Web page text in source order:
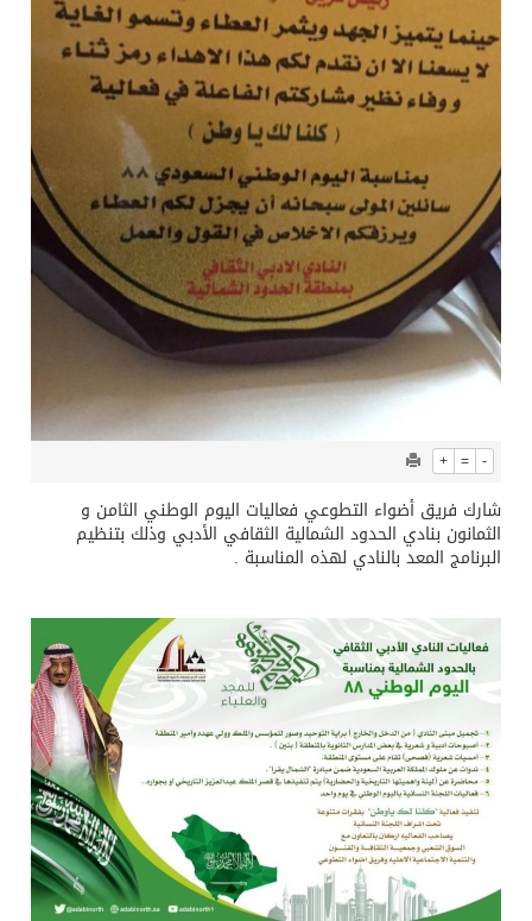
+ = -
شارك فريق أضواء التطوعي فعاليات اليوم الوطني الثامن و
الثمانون بنادي الحدود الشمالية الثقافي الأدبي وذلك بتنظيم
البرنامج المعد بالنادي لهذه المناسبة .